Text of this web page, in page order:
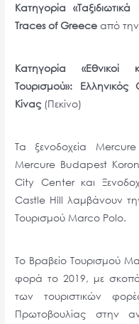
Κατηγορία «Ταξιδιωτικά
Traces of Greeceαπό
Κατηγορία «Εθνικοί
Τουρισμού»:
Κίνας (Πεκίνο)
Τα ξενοδοχεία
Mercure Budapest
City Center και
Castle Hill λαμβάνουν
Τουρισμού Marco Polo.
Το Βραβείο Τουρισμού
φορά το 2019, με
των τουριστικών
Πρωτοβουλίας στην